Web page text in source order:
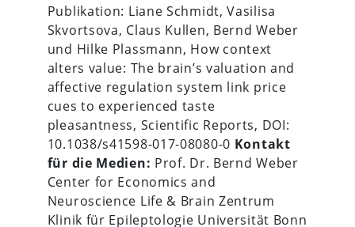
Publikation: Liane Schmidt, Vasilisa
Skvortsova, Claus Kullen, Bernd Weber
und Hilke Plassmann, How context
alters value: The brain’s valuation and
affective regulation system link price
cues to experienced taste
pleasantness, Scientific Reports, DOI:
10.1038/s41598-017-08080-0 Kontakt
für die Medien: Prof. Dr. Bernd Weber
Center for Economics and
Neuroscience Life & Brain Zentrum
Klinik für Epileptologie Universität Bonn